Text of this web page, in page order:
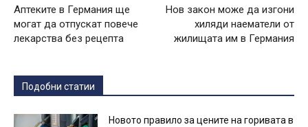
Аптеките в Германия ще
могат да отпускат повече
лекарства без рецепта
Нов закон може да изгони
хиляди наематели от
жилищата им в Германия
Подобни статии
Новото правило за цените на горивата в